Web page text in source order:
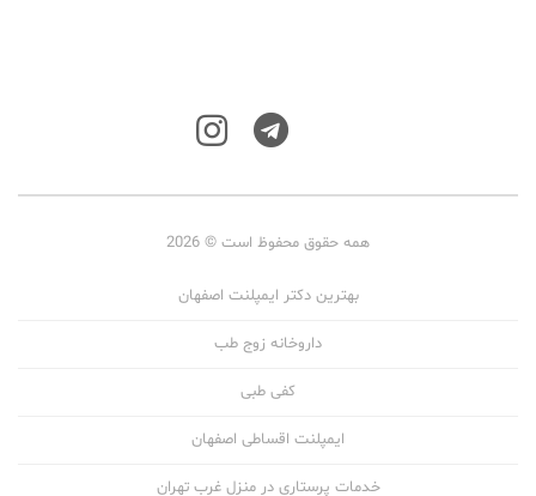
همه حقوق محفوظ است © 2026
بهترین دکتر ایمپلنت اصفهان
داروخانه زوج طب
کفی طبی
ایمپلنت اقساطی اصفهان
خدمات پرستاری در منزل غرب تهران